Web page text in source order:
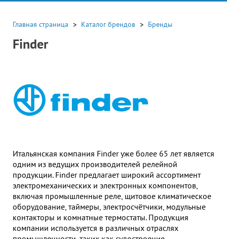
Главная страница Каталог брендов Бренды
Finder
Итальянская компания Finder уже более 65 лет является
одним из ведущих производителей релейной
продукции. Finder предлагает широкий ассортимент
электромеханических и электронных компонентов,
включая промышленные реле, щитовое климатическое
оборудование, таймеры, электросчётчики, модульные
контакторы и комнатные термостаты. Продукция
компании используется в различных отраслях